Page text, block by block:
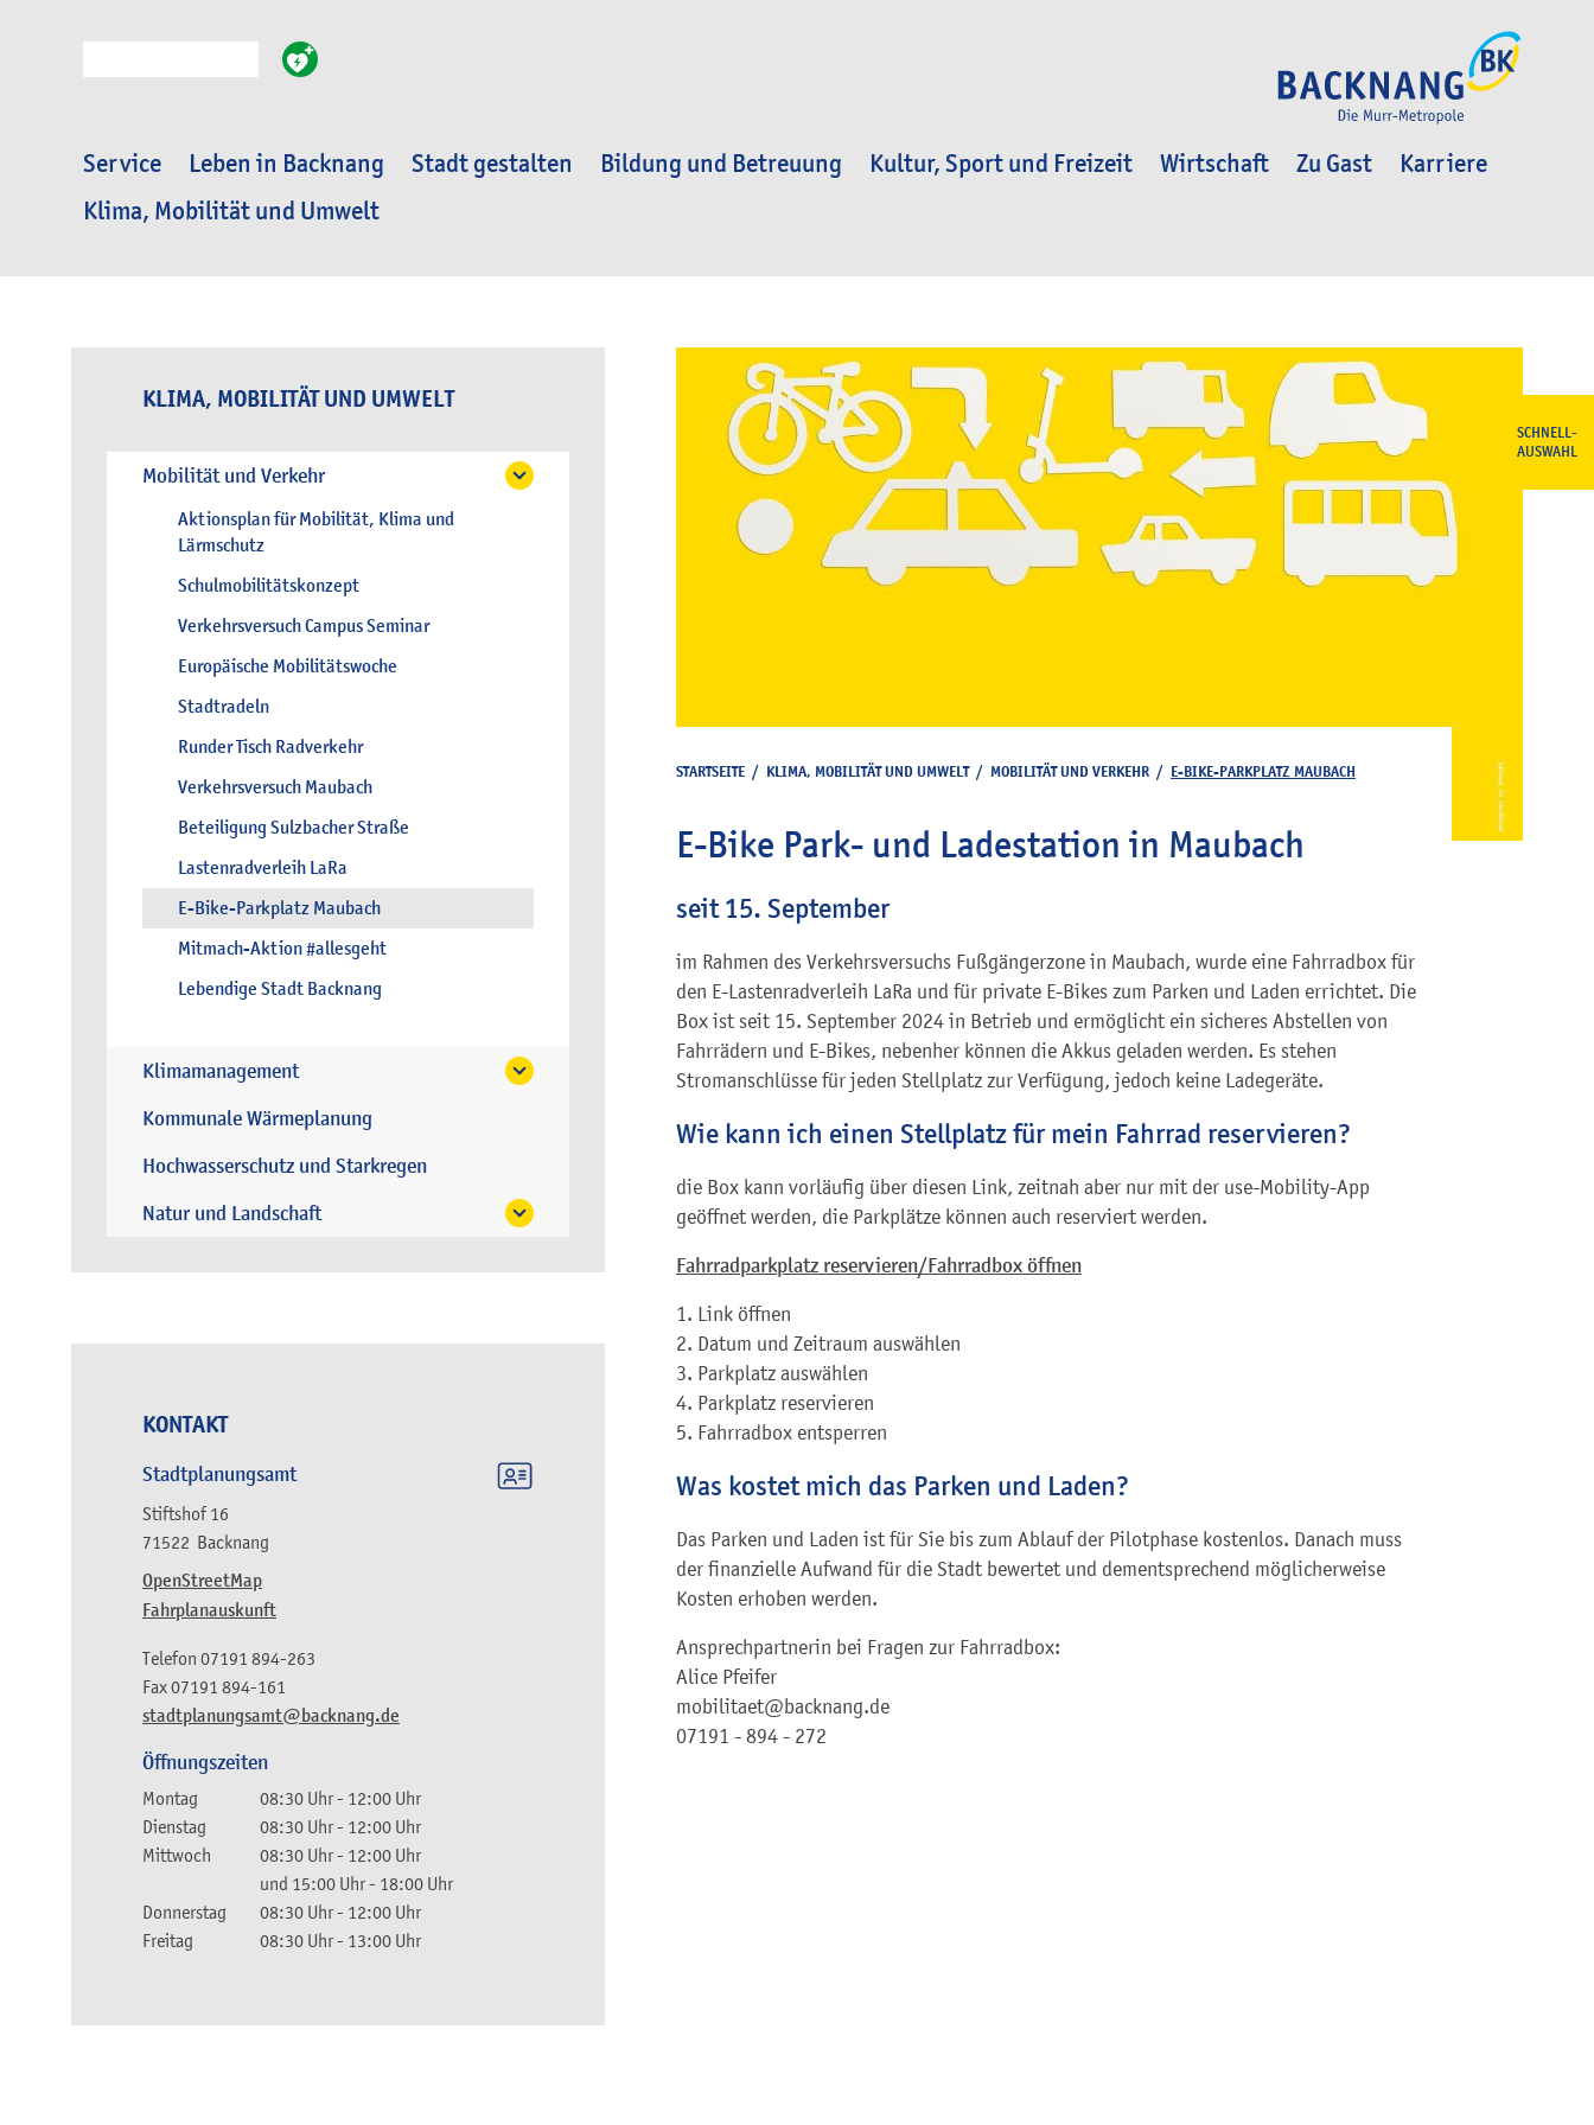
Service Leben in Backnang Stadt gestalten Bildung und Betreuung Kultur, Sport und Freizeit Wirtschaft Zu Gast
Karriere
Klima, Mobilität und Umwelt
SCHNELL-
AUSWAHL
KLIMA, MOBILITÄT UND UMWELT
Mobilität und Verkehr
Aktionsplan für Mobilität, Klima und
Lärmschutz
Schulmobilitätskonzept
Verkehrsversuch Campus Seminar
Europäische Mobilitätswoche
Stadtradeln
Runder Tisch Radverkehr
Verkehrsversuch Maubach
Beteiligung Sulzbacher Straße
Lastenradverleih LaRa
E-Bike-Parkplatz Maubach
Mitmach-Aktion #allesgeht
Lebendige Stadt Backnang
Klimamanagement
Kommunale Wärmeplanung
Hochwasserschutz und Starkregen
Natur und Landschaft
KONTAKT
Stadtplanungsamt
Stiftshof 16
71522 Backnang
OpenStreetMap
Fahrplanauskunft
stadtplanungsamt@backnang.de
Telefon 07191 894-263
Fax07191 894-161
Öffnungszeiten
Montag 08:30 Uhr- 12:00 Uhr
Dienstag
08:30 Uhr- 12:00 Uhr
Mittwoch
08:30 Uhr- 12:00 Uhr
und 15:00 Uhr- 18:00 Uhr
Donnerstag
08:30 Uhr- 12:00 Uhr
Freitag
08:30 Uhr- 13:00 Uhr
STARTSEITE / KLIMA, MOBILITÄT UND UMWELT/ MOBILITÄT UND VERKEHR / E-BIKE-PARKPLATZ MAUBACH
E-Bike Park- und Ladestation in Maubach
seit 15. September
im Rahmen des Verkehrsversuchs Fußgängerzone in Maubach, wurde eine Fahrradbox für
den E-Lastenradverleih LaRa und für private E-Bikes zum Parken und Laden errichtet. Die
Box ist seit 15. September 2024 in Betrieb und ermöglicht ein sicheres Abstellen von
Fahrrädern und E-Bikes, nebenher können die Akkus geladen werden. Es stehen
Stromanschlüsse für jeden Stellplatz zur Verfügung, jedoch keine Ladegeräte.
Wie kann ich einen Stellplatz für mein Fahrrad reservieren?
die Box kann vorläufig über diesen Link, zeitnah aber nur mit der use-Mobility-App
geöffnet werden, die Parkplätze können auch reserviert werden.
Fahrradparkplatz reservieren/Fahrradbox öffnen
1. Link öffnen
2. Datum und Zeitraum auswählen
3. Parkplatz auswählen
4. Parkplatz reservieren
5. Fahrradbox entsperren
Was kostet mich das Parken und Laden?
Das Parken und Laden ist für Sie bis zum Ablauf der Pilotphase kostenlos. Danach muss
der finanzielle Aufwand für die Stadt bewertet und dementsprechend möglicherweise
Kosten erhoben werden.
Ansprechpartnerin bei Fragen zur Fahrradbox:
Alice Pfeifer
mobilitaet@backnang.de
07191 - 894 - 272